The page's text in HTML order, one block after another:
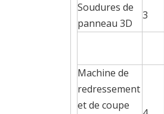
Soudures de
panneau 3D
3
Machine de
redressement
et de coupe